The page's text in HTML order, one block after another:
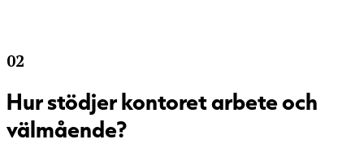
02
Hur stödjer kontoret arbete och
välmående?